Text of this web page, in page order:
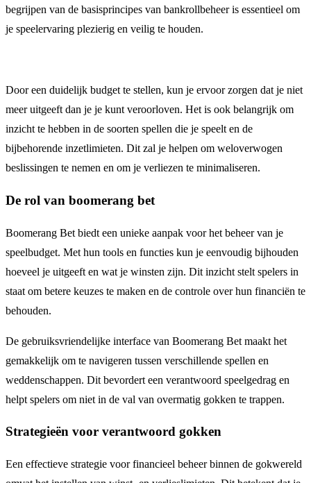
begrijpen van de basisprincipes van bankrollbeheer is essentieel om
je speelervaring plezierig en veilig te houden.
Door een duidelijk budget te stellen, kun je ervoor zorgen dat je niet
meer uitgeeft dan je je kunt veroorloven. Het is ook belangrijk om
inzicht te hebben in de soorten spellen die je speelt en de
bijbehorende inzetlimieten. Dit zal je helpen om weloverwogen
beslissingen te nemen en om je verliezen te minimaliseren.
De rol van boomerang bet
Boomerang Bet biedt een unieke aanpak voor het beheer van je
speelbudget. Met hun tools en functies kun je eenvoudig bijhouden
hoeveel je uitgeeft en wat je winsten zijn. Dit inzicht stelt spelers in
staat om betere keuzes te maken en de controle over hun financiën te
behouden.
De gebruiksvriendelijke interface van Boomerang Bet maakt het
gemakkelijk om te navigeren tussen verschillende spellen en
weddenschappen. Dit bevordert een verantwoord speelgedrag en
helpt spelers om niet in de val van overmatig gokken te trappen.
Strategieën voor verantwoord gokken
Een effectieve strategie voor financieel beheer binnen de gokwereld